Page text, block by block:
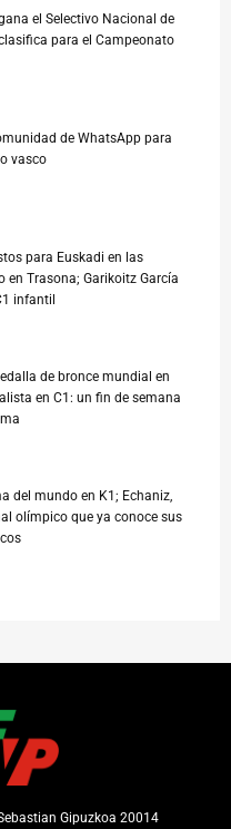
el Selectivo Nacional de
para el Campeonato
de WhatsApp para
vasco
para Euskadi en las
en Trasona; Garikoitz García
infantil
de bronce mundial en
en C1: un fin de semana
del mundo en K1; Echaniz,
olímpico que ya conoce sus
Gipuzkoa 20014